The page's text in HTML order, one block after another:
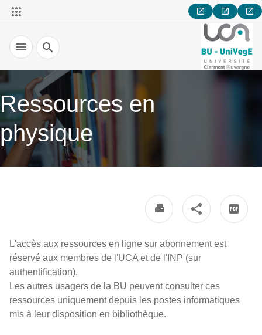
Recherche
Ressources en
physique
L'accès aux ressources en ligne sur abonnement est
réservé aux membres de l'UCA et de l'INP (sur
authentification).
Les autres usagers de la BU peuvent consulter ces
ressources uniquement depuis les postes informatiques
mis à leur disposition en bibliothèque.